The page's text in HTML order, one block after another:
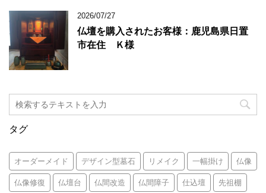
2026/07/27
仏壇を購入されたお客様：鹿児島県日置
市在住 Ｋ様
タグ
オーダーメイド デザイン型墓石 リメイク 一幅掛け 仏像
仏像修復 仏壇台 仏間改造 仏間障子 仕込壇 先祖棚